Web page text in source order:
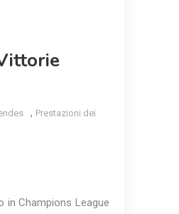
, Prestazioni dei
in Champions League